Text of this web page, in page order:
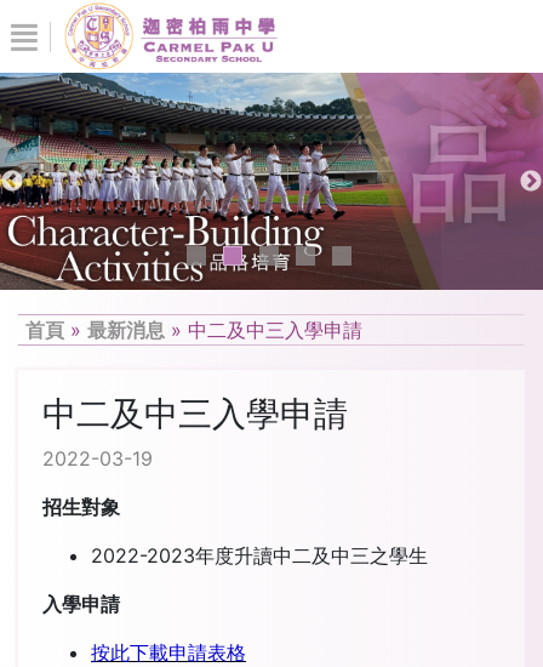
首頁 » 最新消息 » 中二及中三入學申請
中二及中三入學申請
2022-03-19
招生對象
2022-2023年度升讀中二及中三之學生
入學申請
按此下載申請表格